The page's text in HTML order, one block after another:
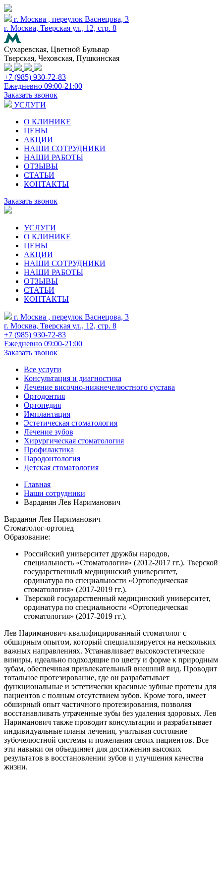
г. Москва , переулок Васнецова, 3
г. Москва, Тверская ул., 12, стр. 8
Сухаревская, Цветной Бульвар
Тверская, Чеховская, Пушкинская
+7 (985) 930-72-83
Ежедневно 09:00-21:00
Заказать звонок
УСЛУГИ
О КЛИНИКЕ
ЦЕНЫ
АКЦИИ
НАШИ СОТРУДНИКИ
НАШИ РАБОТЫ
ОТЗЫВЫ
СТАТЬИ
КОНТАКТЫ
Заказать звонок
УСЛУГИ
О КЛИНИКЕ
ЦЕНЫ
АКЦИИ
НАШИ СОТРУДНИКИ
НАШИ РАБОТЫ
ОТЗЫВЫ
СТАТЬИ
КОНТАКТЫ
г. Москва , переулок Васнецова, 3
г. Москва, Тверская ул., 12, стр. 8
+7 (985) 930-72-83
Ежедневно 09:00-21:00
Заказать звонок
Все услуги
Консультация и диагностика
Лечение височно-нижнечелюстного сустава
Ортодонтия
Ортопедия
Имплантация
Эстетическая стоматология
Лечение зубов
Хирургическая стоматология
Профилактика
Пародонтология
Детская стоматология
Главная
Наши сотрудники
Варданян Лев Нариманович
Варданян Лев Нариманович
Стоматолог-ортопед
Образование:
Российский университет дружбы народов,
специальность «Стоматология» (2012-2017 гг.). Тверской
государственный медицинский университет,
ординатура по специальности «Ортопедическая
стоматология» (2017-2019 гг.).
Тверской государственный медицинский университет,
ординатура по специальности «Ортопедическая
стоматология» (2017-2019 гг.).
Лев Нариманович-квалифицированный стоматолог с
обширным опытом, который специализируется на нескольких
важных направлениях. Устанавливает высокоэстетические
виниры, идеально подходящие по цвету и форме к природным
зубам, обеспечивая привлекательный внешний вид. Проводит
тотальное протезирование, где он разрабатывает
функциональные и эстетически красивые зубные протезы для
пациентов с полным отсутствием зубов. Кроме того, имеет
обширный опыт частичного протезирования, позволяя
восстанавливать утраченные зубы без удаления здоровых. Лев
Нариманович также проводит консультации и разрабатывает
индивидуальные планы лечения, учитывая состояние
зубочелюстной системы и пожелания своих пациентов. Все
эти навыки он объединяет для достижения высоких
результатов в восстановлении зубов и улучшения качества
жизни.